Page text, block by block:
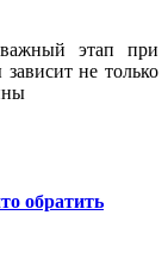
этап при
не только
обратить